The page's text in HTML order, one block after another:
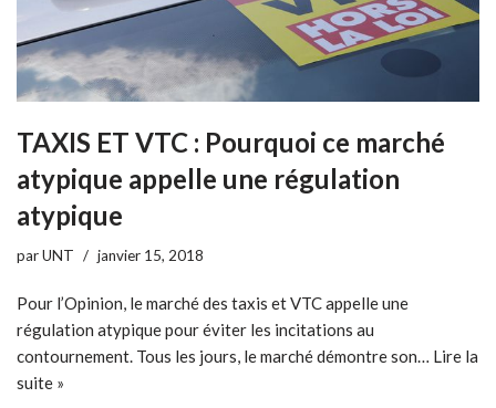
TAXIS ET VTC : Pourquoi ce marché
atypique appelle une régulation
atypique
parUNT janvier 15, 2018
Pour l’Opinion, le marché des taxis et VTC appelle une
régulation atypique pour éviter les incitations au
contournement. Tous les jours, le marché démontre son… Lire la
suite »